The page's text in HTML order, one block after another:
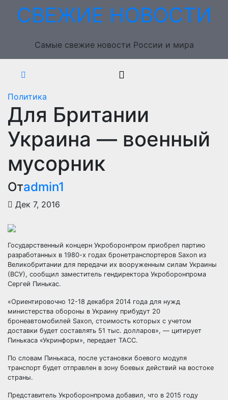
ПерейтиСВЕЖИЕ НОВОСТИ
Самые свежие новости России и мира
Политика
Для Британии
Украина — военный
мусорник
Отadmin1
Дек 7, 2016
Государственный концерн Укроборонпром приобрел партию
разработанных в 1980-х годах бронетранспортеров Saxon из
Великобритании для передачи их вооруженным силам Украины
(ВСУ), сообщил заместитель гендиректора Укроборонпрома
Сергей Пинькас.
«Ориентировочно 12-18 декабря 2014 года для нужд
министерства обороны в Украину прибудут 20
бронеавтомобилей Saxon, стоимость которых с учетом
доставки будет составлять 51 тыс. долларов», — цитирует
Пинькаса «Укринформ», передает ТАСС.
По словам Пинькаса, после установки боевого модуля
транспорт будет отправлен в зону боевых действий на востоке
страны.
Представитель Укроборонпрома добавил, что в 2015 году